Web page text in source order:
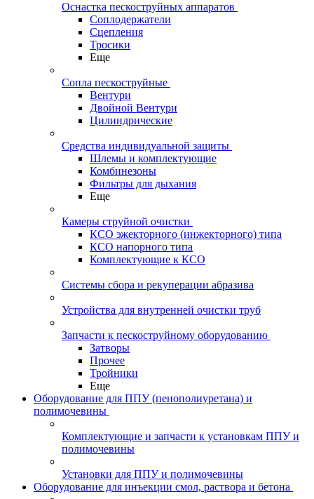
Оснастка пескоструйных аппаратов
Соплодержатели
Сцепления
Тросики
Еще
Сопла пескоструйные
Вентури
Двойной Вентури
Цилиндрические
Средства индивидуальной защиты
Шлемы и комплектующие
Комбинезоны
Фильтры для дыхания
Еще
Камеры струйной очистки
КСО эжекторного (инжекторного) типа
КСО напорного типа
Комплектующие к КСО
Системы сбора и рекуперации абразива
Устройства для внутренней очистки труб
Запчасти к пескоструйному оборудованию
Затворы
Прочее
Тройники
Еще
Оборудование для ППУ (пенополиуретана) и
полимочевины
Комплектующие и запчасти к установкам ППУ и
полимочевины
Установки для ППУ и полимочевины
Оборудование для инъекции смол, раствора и бетона